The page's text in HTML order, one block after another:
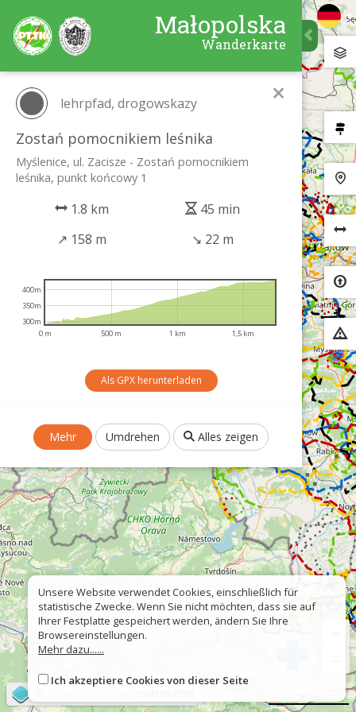
Małopolska
Wanderkarte
×
lehrpfad, drogowskazy
Zostań pomocnikiem leśnika
Myślenice, ul. Zacisze - Zostań pomocnikiem
leśnika, punkt końcowy 1
1.8 km
45 min
↗ 158 m ↘ 22 m
0 m 500 m 1 km 1,5 km
300m
350m
400m
Als GPX herunterladen
Mehr Umdrehen Alles zeigen
Unsere Website verwendet Cookies, einschließlich für
statistische Zwecke. Wenn Sie nicht möchten, dass sie auf
Ihrer Festplatte gespeichert werden, ändern Sie Ihre
Browsereinstellungen.
Mehr dazu......
Ich akzeptiere Cookies von dieser Seite